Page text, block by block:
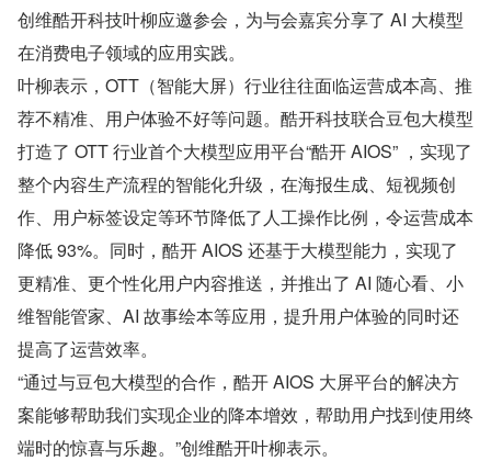
创维酷开科技叶柳应邀参会，为与会嘉宾分享了 AI 大模型
在消费电子领域的应用实践。
叶柳表示，OTT（智能大屏）行业往往面临运营成本高、推
荐不精准、用户体验不好等问题。酷开科技联合豆包大模型
打造了 OTT 行业首个大模型应用平台“酷开 AIOS” ，实现了
整个内容生产流程的智能化升级，在海报生成、短视频创
作、用户标签设定等环节降低了人工操作比例，令运营成本
降低 93%。同时，酷开 AIOS 还基于大模型能力，实现了
更精准、更个性化用户内容推送，并推出了 AI 随心看、小
维智能管家、AI 故事绘本等应用，提升用户体验的同时还
提高了运营效率。
“通过与豆包大模型的合作，酷开 AIOS 大屏平台的解决方
案能够帮助我们实现企业的降本增效，帮助用户找到使用终
端时的惊喜与乐趣。”创维酷开叶柳表示。